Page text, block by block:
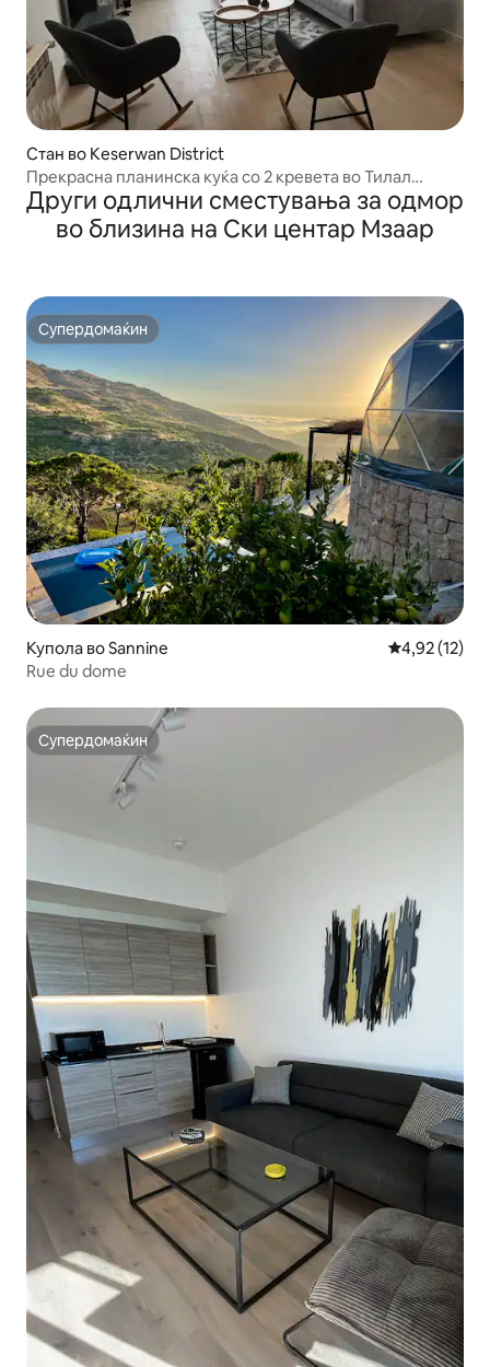
Стан во Keserwan District
Прекрасна планинска куќа со 2 кревета во Тилал
Факра – 24/7 електрична енергија
Други одлични сместувања за одмор
во близина на Ски центар Мзаар
Супердомаќин
Супердомаќин
Купола во Sannine Просечна
4,92 (12)
Rue du dome
Супердомаќин
Супердомаќин